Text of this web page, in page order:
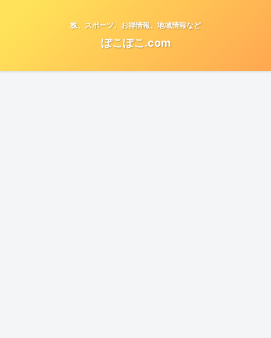
株、スポーツ、お得情報、地域情報など
ぽこぽこ.com